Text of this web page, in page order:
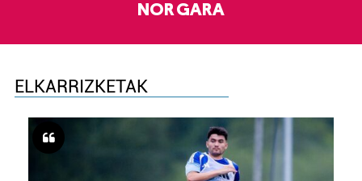
NOR GARA
ELKARRIZKETAK